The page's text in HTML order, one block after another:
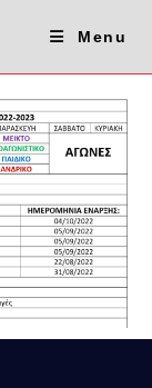
Menu